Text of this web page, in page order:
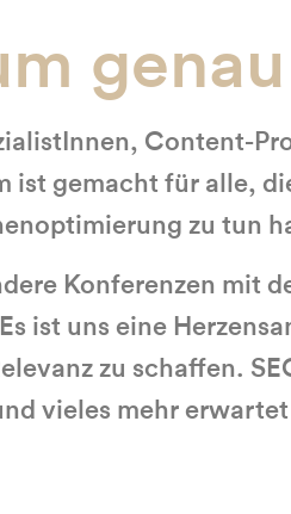
Content-
ist gemacht für alle,
zu tun
Konferenzen mit
ist uns eine
zu schaffen.
vieles mehr